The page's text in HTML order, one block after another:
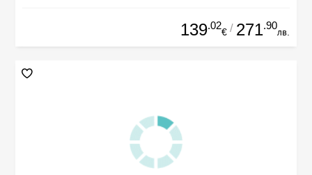
139.02
€ / 271.90
лв.